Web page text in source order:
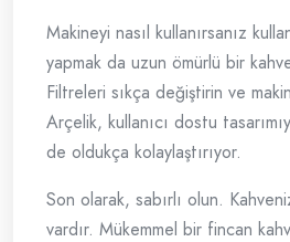
Makineyi nasıl kullanırsanız
yapmak da uzun ömürlü bir
Filtreleri sıkça değiştirin ve
Arçelik, kullanıcı dostu
de oldukça kolaylaştırıyor.
Son olarak, sabırlı olun.
vardır. Mükemmel bir fincan